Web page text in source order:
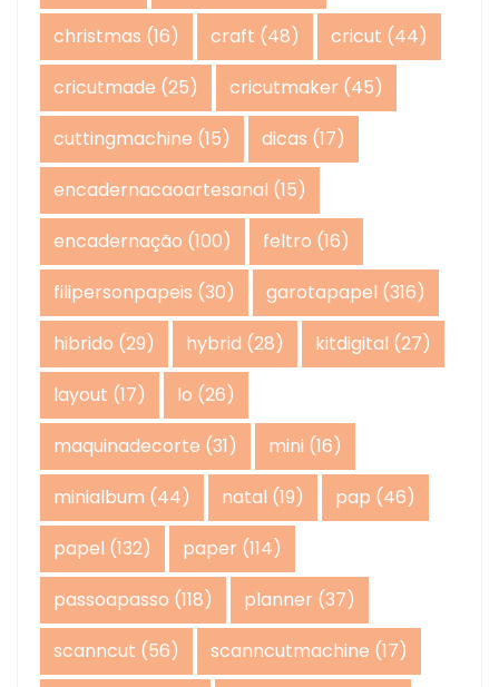
christmas (16) craft (48) cricut (44)
cricutmade (25) cricutmaker (45)
cuttingmachine (15) dicas (17)
encadernacaoartesanal (15)
encadernação (100) feltro (16)
filipersonpapeis (30) garotapapel (316)
hibrido (29) hybrid (28) kitdigital (27)
layout (17) lo (26)
maquinadecorte (31) mini (16)
minialbum (44) natal (19) pap (46)
papel (132) paper (114)
passoapasso (118) planner (37)
scanncut (56) scanncutmachine (17)